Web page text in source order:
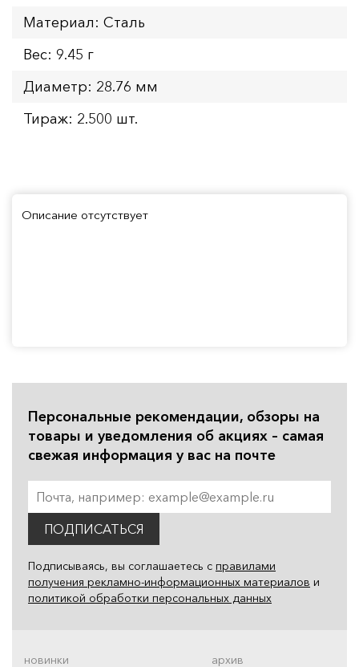
Материал: Сталь
Вес: 9.45 г
Диаметр: 28.76 мм
Тираж: 2.500 шт.
Описание отсутствует
Персональные рекомендации, обзоры на
товары и уведомления об акциях – самая
свежая информация у вас на почте
ПОДПИСАТЬСЯ
Подписываясь, вы соглашаетесь с правилами
получения рекламно-информационных материалов и
политикой обработки персональных данных
новинки
архив